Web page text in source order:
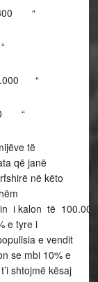
“
“
“
të
që janë
në këto
i kalon të 100.000
e tyre i
e vendit
se mbi 10% e
shtojmë kësaj